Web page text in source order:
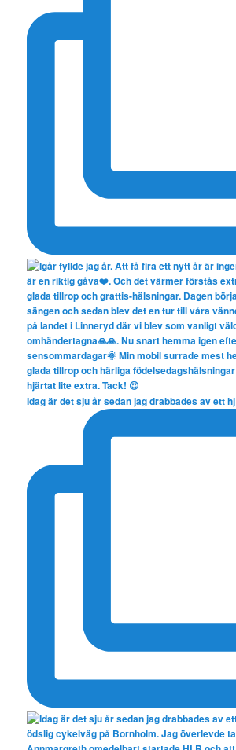
Idag är det sju år sedan jag drabbades av ett hj